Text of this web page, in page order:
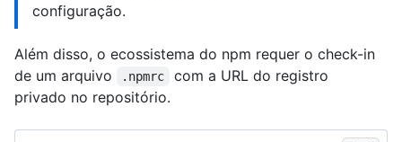
configuração.
Além disso, o ecossistema do npm requer o check-in
de um arquivo
.npmrc
com a URL do registro
privado no repositório.